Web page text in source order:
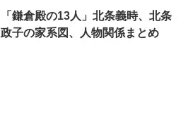
「鎌倉殿の13人」北条義時、北条
政子の家系図、人物関係まとめ